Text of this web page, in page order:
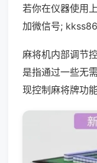
若你在仪器使用
加微信号;
麻将机内部调节
是指通过一些无
现控制麻将牌功